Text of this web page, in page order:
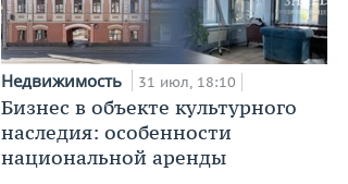
Недвижимость 31 июл, 18:10
Бизнес в объекте культурного
наследия: особенности
национальной аренды